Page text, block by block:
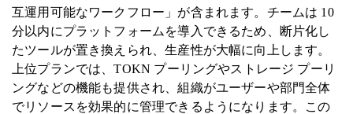
互運用可能なワークフロー」が含まれます。チームは 10
分以内にプラットフォームを導入できるため、断片化し
たツールが置き換えられ、生産性が大幅に向上します。
上位プランでは、TOKN プーリングやストレージ プーリ
ングなどの機能も提供され、組織がユーザーや部門全体
でリソースを効果的に管理できるようになります。この